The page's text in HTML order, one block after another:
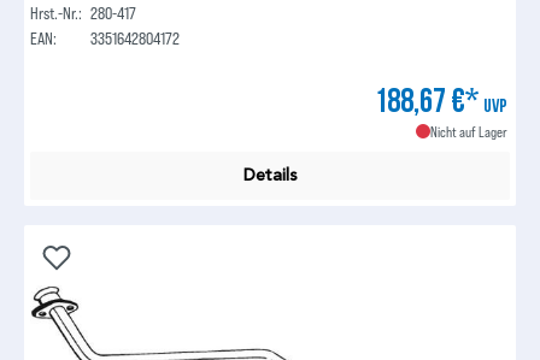
Hrst.-Nr.: 280-417
EAN:
3351642804172
188,67 €* UVP
Nicht auf Lager
Details